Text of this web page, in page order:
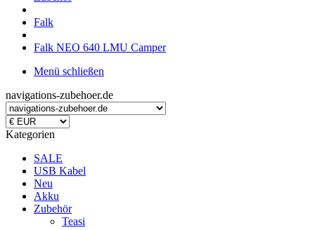
Falk
Falk NEO 640 LMU Camper
Menü schließen
navigations-zubehoer.de
Kategorien
SALE
USB Kabel
Neu
Akku
Zubehör
Teasi